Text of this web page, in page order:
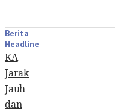
Berita
Headline
KA
Jarak
Jauh
dan